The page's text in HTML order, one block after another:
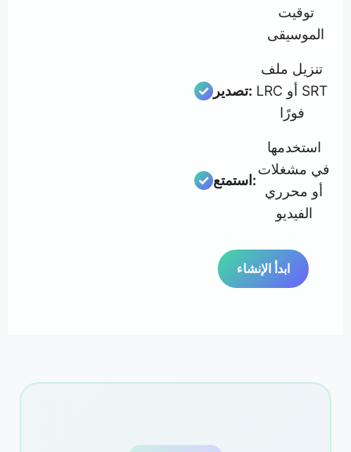
توقيت
الموسيقى
تصدير:
تنزيل ملف
LRC أو SRT
فورًا
استمتع:
استخدمها
في مشغلات
أو محرري
الفيديو
ابدأ الإنشاء